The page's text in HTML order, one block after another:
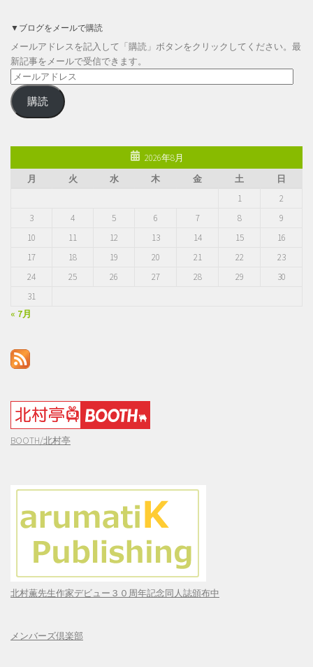
▼ブログをメールで購読
メールアドレスを記入して「購読」ボタンをクリックしてください。最
新記事をメールで受信できます。
メ
ー
ル
ア
レ
購読
2026年8月
月
火 水 木 金 土
日
1
2
3
4 5 6 7 8
9
10
11 12 13 14 15
16
17
18 19 20 21 22
23
24
25 26 27 28 29
30
31
« 7月
BOOTH/北村亭
北村薫先生作家デビュー３０周年記念同人誌頒布中
メンバーズ倶楽部